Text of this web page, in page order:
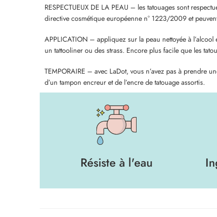
RESPECTUEUX DE LA PEAU – les tatouages sont
directive cosmétique européenne n° 1223/2009 et
APPLICATION – appliquez sur la peau nettoyée à
un tattooliner ou des strass. Encore plus facile que les
TEMPORAIRE – avec LaDot, vous n’avez pas à prendre
d’un tampon encreur et de l’encre de tatouage assortis.
Résiste à l'eau